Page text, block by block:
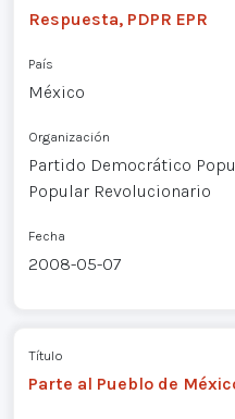
Respuesta, PDPR EPR
País
México
Organización
Partido Democrático
Popular Revolucionario
Fecha
2008-05-07
Título
Parte al Pueblo de